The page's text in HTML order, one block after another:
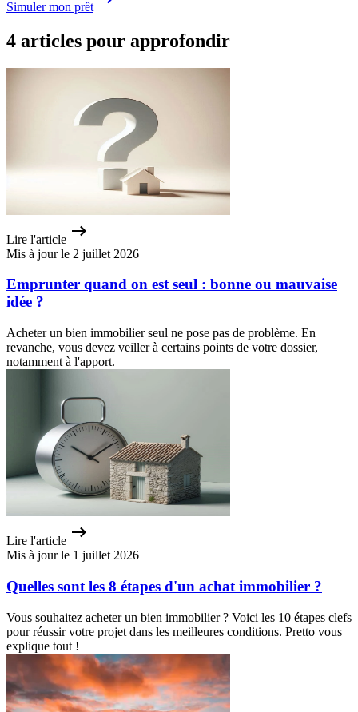
Simuler mon prêt
4 articles pour approfondir
Lire l'article
Mis à jour le 2 juillet 2026
Emprunter quand on est seul : bonne ou mauvaise
idée ?
Acheter un bien immobilier seul ne pose pas de problème. En
revanche, vous devez veiller à certains points de votre dossier,
notamment à l'apport.
Lire l'article
Mis à jour le 1 juillet 2026
Quelles sont les 8 étapes d'un achat immobilier ?
Vous souhaitez acheter un bien immobilier ? Voici les 10 étapes clefs
pour réussir votre projet dans les meilleures conditions. Pretto vous
explique tout !